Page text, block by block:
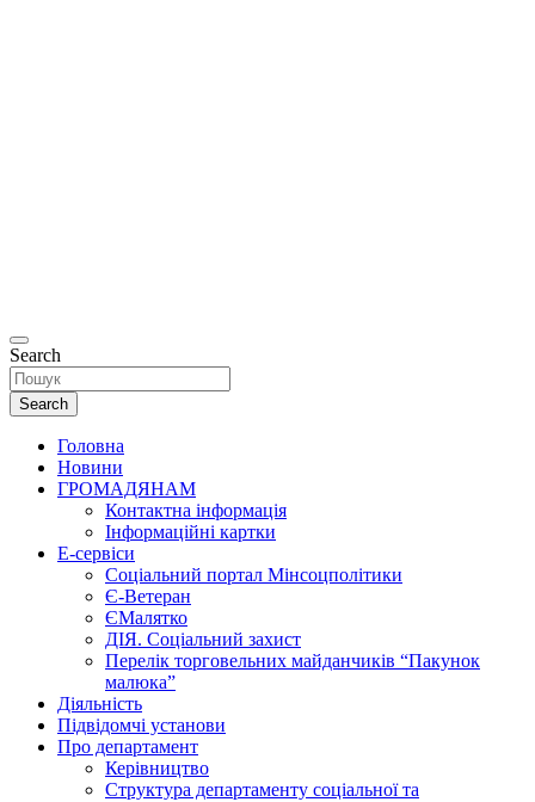
Search
Search
Головна
Новини
ГРОМАДЯНАМ
Контактна інформація
Інформаційні картки
Е-сервіси
Соціальний портал Мінсоцполітики
Є-Ветеран
ЄМалятко
ДІЯ. Соціальний захист
Перелік торговельних майданчиків “Пакунок
малюка”
Діяльність
Підвідомчі установи
Про департамент
Керівництво
Структура департаменту соціальної та